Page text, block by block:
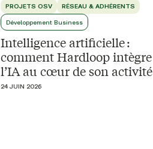
PROJETS OSV RÉSEAU & ADHÉRENTS
Développement Business
Intelligence artificielle :
comment Hardloop intègre
l’IA au cœur de son activité
24 JUIN 2026